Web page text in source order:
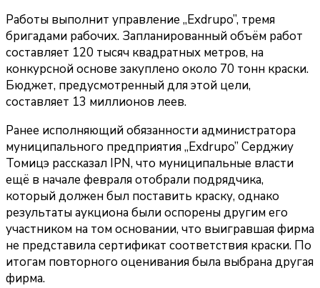
Работы выполнит управление „Exdrupo”, тремя
бригадами рабочих. Запланированный объём работ
составляет 120 тысяч квадратных метров, на
конкурсной основе закуплено около 70 тонн краски.
Бюджет, предусмотренный для этой цели,
составляет 13 миллионов леев.
Ранее исполняющий обязанности администратора
муниципального предприятия„Exdrupo”Серджиу
Томицэ рассказал IPN, что муниципальные власти
ещё в начале февраля отобрали подрядчика,
который должен был поставить краску, однако
результаты аукциона были оспорены другим его
участником на том основании, что выигравшая фирма
не представила сертификат соответствия краски. По
итогам повторного оценивания была выбрана другая
фирма.